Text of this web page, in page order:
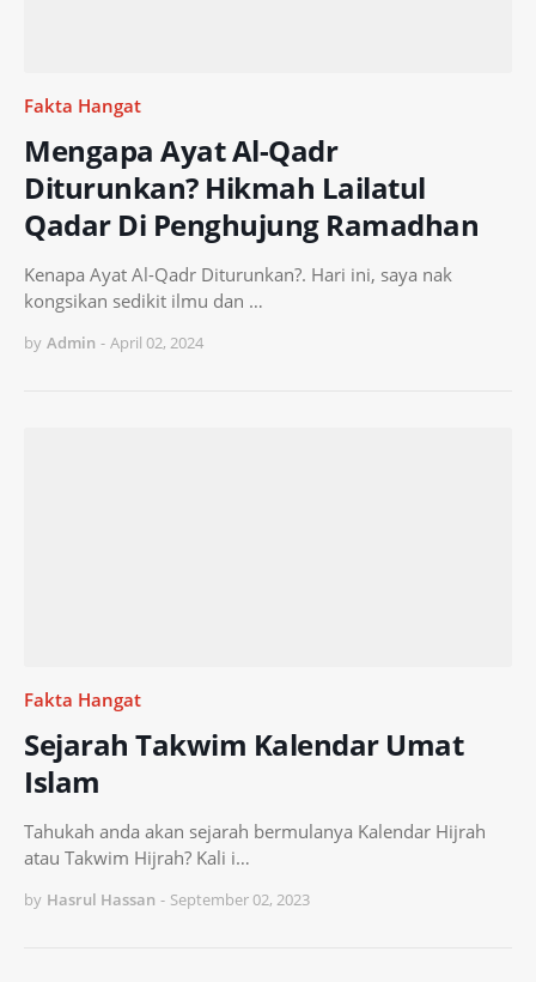
Fakta Hangat
Mengapa Ayat Al-Qadr
Diturunkan? Hikmah Lailatul
Qadar Di Penghujung Ramadhan
Kenapa Ayat Al-Qadr Diturunkan?. Hari ini, saya nak
kongsikan sedikit ilmu dan …
by Admin - April 02, 2024
Fakta Hangat
Sejarah Takwim Kalendar Umat
Islam
Tahukah anda akan sejarah bermulanya Kalendar Hijrah
atau Takwim Hijrah? Kali i…
by Hasrul Hassan - September 02, 2023